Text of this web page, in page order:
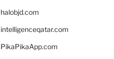
halobjd.com
intelligenceqatar.com
PikaPikaApp.com